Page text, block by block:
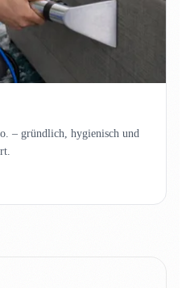
– gründlich, hygienisch und